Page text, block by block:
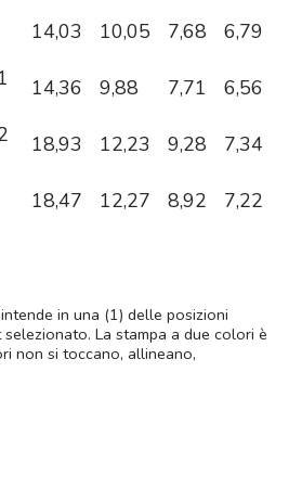
14,03 10,05 7,68 6,79
14,36 9,88 7,71 6,56
18,93 12,23 9,28 7,34
18,47 12,27 8,92 7,22
in una (1) delle posizioni
La stampa a due colori è
non si toccano, allineano,